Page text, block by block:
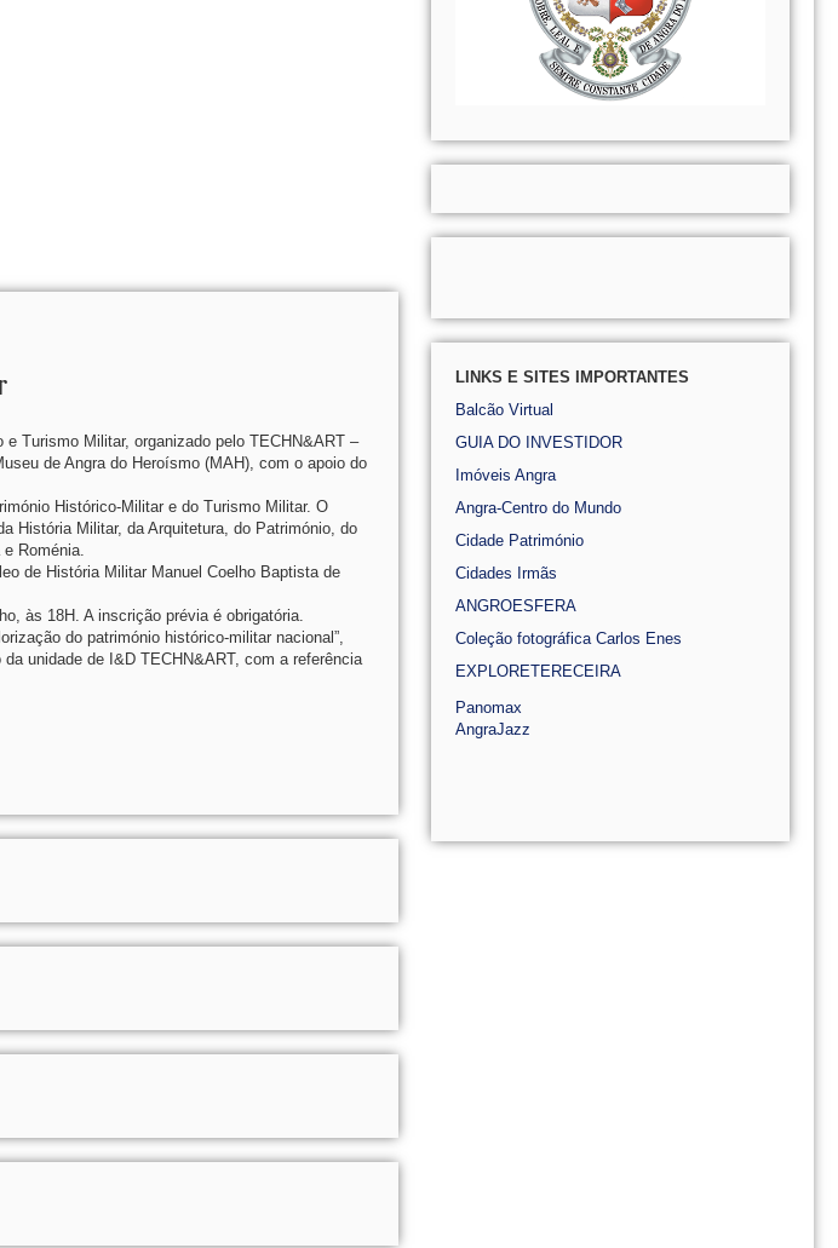
Turismo Militar, organizado pelo TECHN&ART –
de Angra do Heroísmo (MAH), com o apoio do
Histórico-Militar e do Turismo Militar. O
História Militar, da Arquitetura, do Património, do
Roménia.
de História Militar Manuel Coelho Baptista de
às 18H. A inscrição prévia é obrigatória.
do património histórico-militar nacional”,
unidade de I&D TECHN&ART, com a referência
LINKS E SITES IMPORTANTES
Balcão Virtual
GUIA DO INVESTIDOR
Imóveis Angra
Angra-Centro do Mundo
Cidade Património
Cidades Irmãs
ANGROESFERA
Coleção fotográfica Carlos Enes
EXPLORETERECEIRA
Panomax
AngraJazz